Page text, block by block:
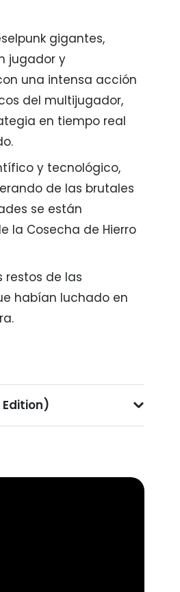
gigantes,
jugador y
una intensa acción
del multijugador,
en tiempo real
y tecnológico,
de las brutales
se están
la Cosecha de Hierro
restos de las
habían luchado en